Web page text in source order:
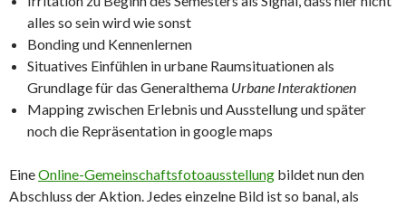
alles so sein wird wie sonst
Bonding und Kennenlernen
Situatives Einfühlen in urbane Raumsituationen als
Grundlage für das Generalthema Urbane Interaktionen
Mapping zwischen Erlebnis und Ausstellung und später
noch die Repräsentation in google maps
EineOnline-Gemeinschaftsfotoausstellung bildet nun den
Abschluss der Aktion. Jedes einzelne Bild ist so banal, als